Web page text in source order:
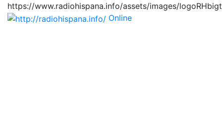
https://www.radiohispana.info/assets/images/
Online